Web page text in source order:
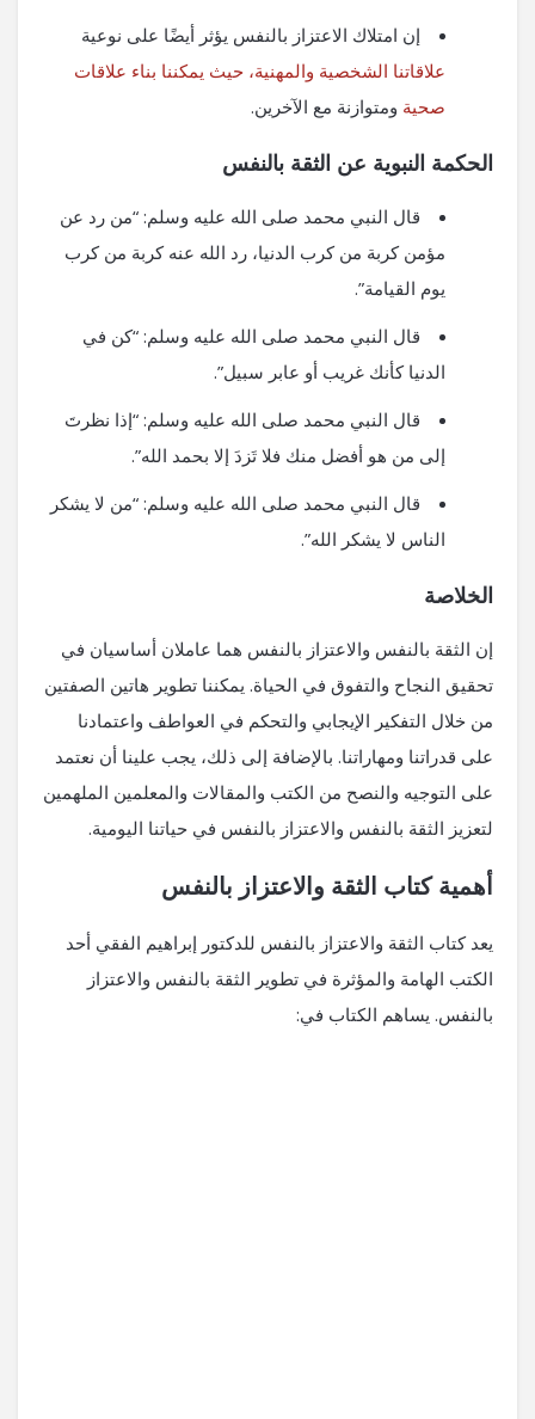
إن امتلاك الاعتزاز بالنفس يؤثر أيضًا على نوعية
علاقاتنا الشخصية والمهنية، حيث يمكننا بناء علاقات
صحية ومتوازنة مع الآخرين.
الحكمة النبوية عن الثقة بالنفس
قال النبي محمد صلى الله عليه وسلم: “من رد عن
مؤمن كربة من كرب الدنيا، رد الله عنه كربة من كرب
يوم القيامة”.
قال النبي محمد صلى الله عليه وسلم: “كن في
الدنيا كأنك غريب أو عابر سبيل”.
قال النبي محمد صلى الله عليه وسلم: “إذا نظرتَ
إلى من هو أفضل منك فلا تَزدَ إلا بحمد الله”.
قال النبي محمد صلى الله عليه وسلم: “من لا يشكر
الناس لا يشكر الله”.
الخلاصة
إن الثقة بالنفس والاعتزاز بالنفس هما عاملان أساسيان في
تحقيق النجاح والتفوق في الحياة. يمكننا تطوير هاتين الصفتين
من خلال التفكير الإيجابي والتحكم في العواطف واعتمادنا
على قدراتنا ومهاراتنا. بالإضافة إلى ذلك، يجب علينا أن نعتمد
على التوجيه والنصح من الكتب والمقالات والمعلمين الملهمين
لتعزيز الثقة بالنفس والاعتزاز بالنفس في حياتنا اليومية.
أهمية كتاب الثقة والاعتزاز بالنفس
يعد كتاب الثقة والاعتزاز بالنفس للدكتور إبراهيم الفقي أحد
الكتب الهامة والمؤثرة في تطوير الثقة بالنفس والاعتزاز
بالنفس. يساهم الكتاب في: